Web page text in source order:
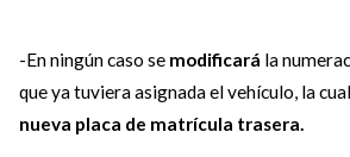
-En ningún caso semodificará la
que ya tuviera asignada el vehículo, la
nueva placa de matrícula trasera.